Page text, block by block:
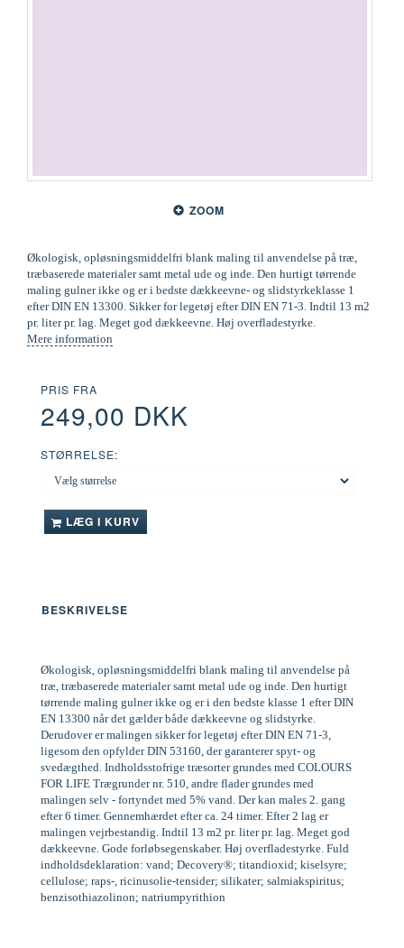
ZOOM
Økologisk, opløsningsmiddelfri blank maling til anvendelse på træ,
træbaserede materialer samt metal ude og inde. Den hurtigt tørrende
maling gulner ikke og er i bedste dækkeevne- og slidstyrkeklasse 1
efter DIN EN 13300. Sikker for legetøj efter DIN EN 71-3. Indtil 13 m2
pr. liter pr. lag. Meget god dækkeevne. Høj overfladestyrke.
Mere information
PRIS FRA
249,00 DKK
STØRRELSE:
LÆG I KURV
BESKRIVELSE
Økologisk, opløsningsmiddelfri blank maling til anvendelse på
træ, træbaserede materialer samt metal ude og inde. Den hurtigt
tørrende maling gulner ikke og er i den bedste klasse 1 efter DIN
EN 13300 når det gælder både dækkeevne og slidstyrke.
Derudover er malingen sikker for legetøj efter DIN EN 71-3,
ligesom den opfylder DIN 53160, der garanterer spyt- og
svedægthed. Indholdsstofrige træsorter grundes med COLOURS
FOR LIFE Trægrunder nr. 510, andre flader grundes med
malingen selv - fortyndet med 5% vand. Der kan males 2. gang
efter 6 timer. Gennemhærdet efter ca. 24 timer. Efter 2 lag er
malingen vejrbestandig. Indtil 13 m2 pr. liter pr. lag. Meget god
dækkeevne. Gode forløbsegenskaber. Høj overfladestyrke. Fuld
indholdsdeklaration: vand; Decovery®; titandioxid; kiselsyre;
cellulose; raps-, ricinusolie-tensider; silikater; salmiakspiritus;
benzisothiazolinon; natriumpyrithion